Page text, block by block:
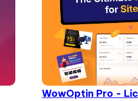
WowOptin Pro -